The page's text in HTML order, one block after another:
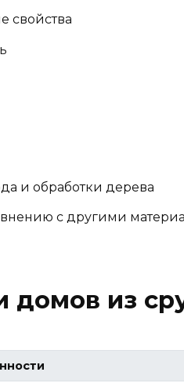
свойства
и обработки дерева
с другими
домов из